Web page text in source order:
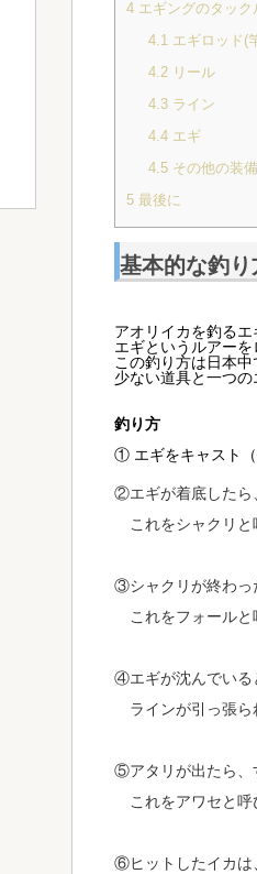
4 エギングのタック
4.1エギロッド(
4.2リール
4.3ライン
4.4エギ
4.5その他の装備
5 最後に
基本的な釣り
アオリイカを釣るエ
エギというルアーを
この釣り方は日本中
少ない道具と一つの
釣り方
① エギをキャスト（
②エギが着底したら
これをシャクリと
③シャクリが終わっ
これをフォールと
④エギが沈んでいる
ラインが引っ張ら
⑤アタリが出たら、
これをアワセと呼
⑥ヒットしたイカは